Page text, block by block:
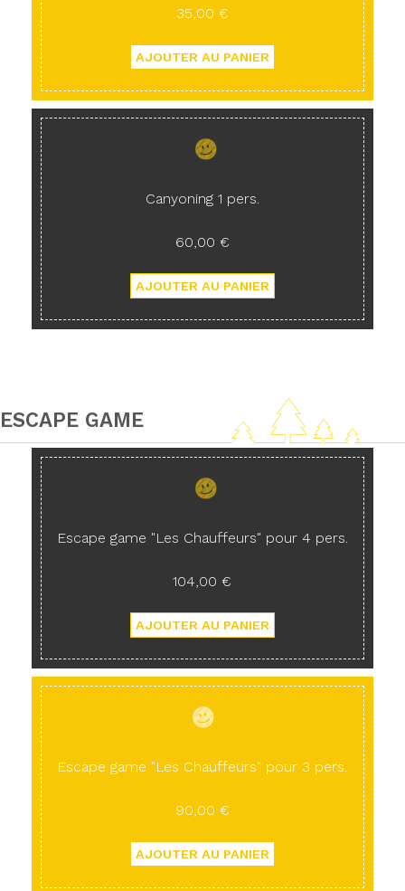
35,00 €
Canyoning 1 pers.
60,00 €
ESCAPE GAME
Escape game "Les Chauffeurs" pour 4 pers.
104,00 €
Escape game "Les Chauffeurs" pour 3 pers.
90,00 €